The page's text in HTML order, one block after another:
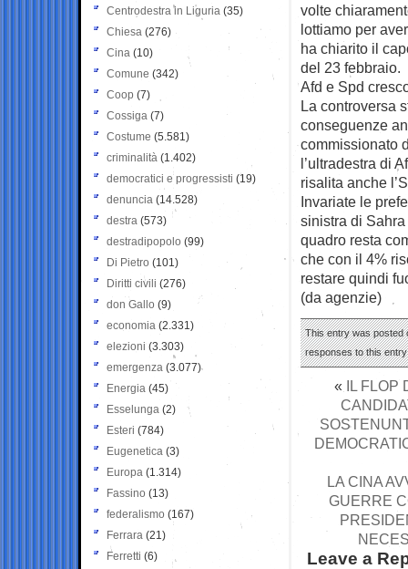
volte
lottiamo per
ha chiarito il
del 23 febbraio.
Afd e Spd
La controversa
conseguenze
commissionato
l’ultradestra di
risalita anche
Invariate le
sinistra di
quadro resta
che con il 4%
restare quindi
(da agenzie)
This entry was posted
responses to this
« IL FLOP
LA CINA
GUERRE
Leave a
Centrodestra in Liguria (35)
Chiesa (276)
Cina (10)
Comune (342)
Coop (7)
Cossiga (7)
Costume (5.581)
criminalità (1.402)
democratici e progressisti (19)
denuncia (14.528)
destra (573)
destradipopolo (99)
Di Pietro (101)
Diritti civili (276)
don Gallo (9)
economia (2.331)
elezioni (3.303)
emergenza (3.077)
Energia (45)
Esselunga (2)
Esteri (784)
Eugenetica (3)
Europa (1.314)
Fassino (13)
federalismo (167)
Ferrara (21)
Ferretti (6)